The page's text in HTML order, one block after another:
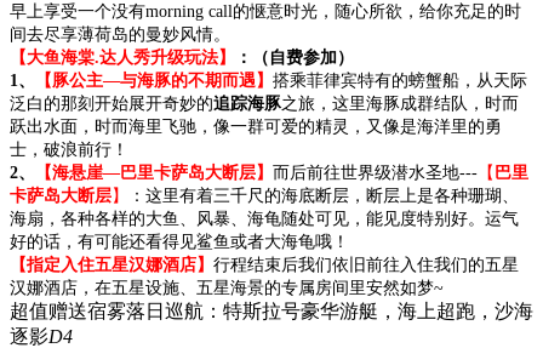
早上享受一个没有morning call的惬意时光，随心所欲，给你充足的时
间去尽享薄荷岛的曼妙风情。
【大鱼海棠.达人秀升级玩法】
： （自费参加 ）
1、
【 豚公主—与海豚的不期而遇】 搭乘菲律宾特有的螃蟹船，从天际
泛白的那刻开始展开奇妙的追踪海豚之旅，这里海豚成群结队，时而
跃出水面，时而海里飞驰，像一群可爱的精灵，又像是海洋里的勇
士，破浪前行！
2、
【海悬崖— 巴里卡萨岛大断层】 而后前往世界级潜水圣地--- 【 巴里
卡萨岛大断层】
：这里有着三千尺的海底断层，断层上是各种珊瑚、
海扇，各种各样的大鱼、风暴、海龟随处可见，能见度特别好。运气
好的话，有可能还看得见鲨鱼或者大海龟哦！
【指定入住五星汉娜酒店】 行程结束后我们依旧前往入住我们的五星
汉娜酒店，在五星设施、五星海景的专属房间里安然如梦~
超值赠送宿雾落日巡航：特斯拉号豪华游艇，海上超跑，沙海
逐影D4